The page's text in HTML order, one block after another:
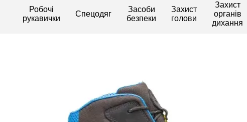
Робочі
рукавички
Спецодяг
Засоби
безпеки
Захист
голови
Захист
органів
дихання